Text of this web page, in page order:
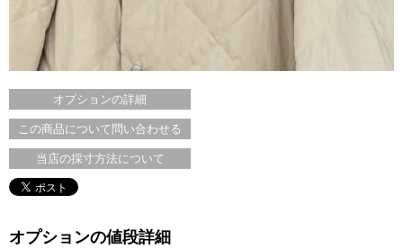
オプションの詳細
この商品について問い合わせる
当店の採寸方法について
オプションの値段詳細